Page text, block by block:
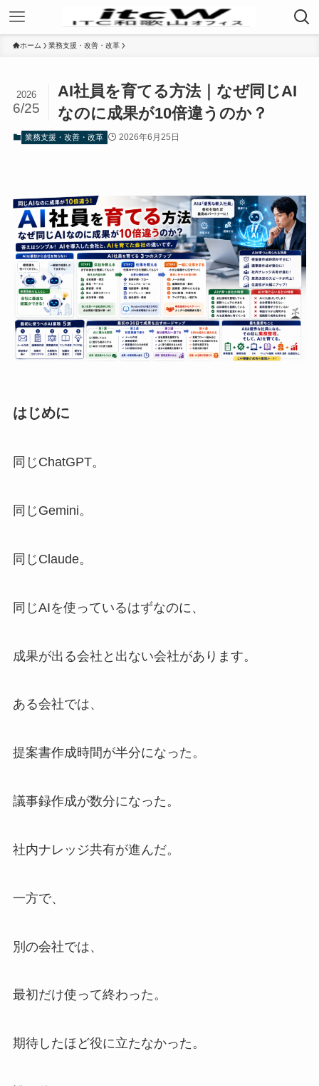
ホーム 業務支援・改善・改革
AI社員を育てる方法｜なぜ同じAI
なのに成果が10倍違うのか？
2026
6/25
業務支援・改善・改革 2026年6月25日
はじめに
同じChatGPT。
同じGemini。
同じClaude。
同じAIを使っているはずなのに、
成果が出る会社と出ない会社があります。
ある会社では、
提案書作成時間が半分になった。
議事録作成が数分になった。
社内ナレッジ共有が進んだ。
一方で、
別の会社では、
最初だけ使って終わった。
期待したほど役に立たなかった。